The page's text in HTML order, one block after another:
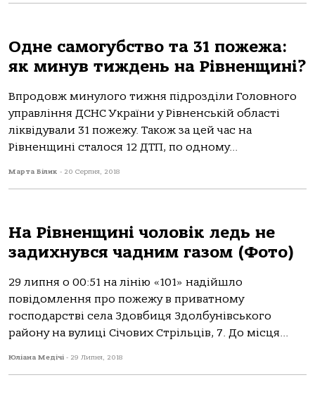
Одне самогубство та 31 пожежа:
як минув тиждень на Рівненщині?
Впродовж минулого тижня підрозділи Головного
управління ДСНС України у Рівненській області
ліквідували 31 пожежу. Також за цей час на
Рівненщині сталося 12 ДТП, по одному...
Марта Білик - 20 Серпня, 2018
На Рівненщині чоловік ледь не
задихнувся чадним газом (Фото)
29 липня о 00:51 на лінію «101» надійшло
повідомлення про пожежу в приватному
господарстві села Здовбиця Здолбунівського
району на вулиці Січових Стрільців, 7. До місця...
Юліана Медічі - 29 Липня, 2018